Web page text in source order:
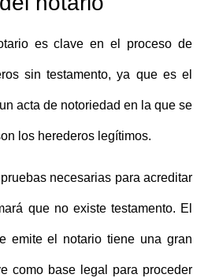
es clave en el proceso de
sin testamento, ya que es el
acta de notoriedad en la que se
los herederos legítimos.
necesarias para acreditar
que no existe testamento. El
emite el notario tiene una gran
como base legal para proceder